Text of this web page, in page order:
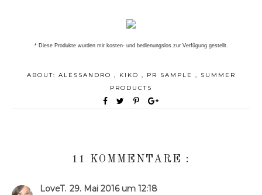
* Diese Produkte wurden mir kosten- und bedienungsloszur Verfügung gestellt.
ABOUT: ALESSANDRO , KIKO , PR SAMPLE ,
SUMMER
PRODUCTS
11 KOMMENTARE :
LoveT. 29. Mai 2016 um 12:18